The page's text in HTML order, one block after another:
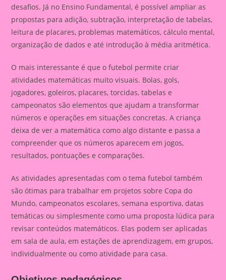
desafios. Já no Ensino Fundamental, é possível ampliar as
propostas para adição, subtração, interpretação de tabelas,
leitura de placares, problemas matemáticos, cálculo mental,
organização de dados e até introdução à média aritmética.
O mais interessante é que o futebol permite criar
atividades matemáticas muito visuais. Bolas, gols,
jogadores, goleiros, placares, torcidas, tabelas e
campeonatos são elementos que ajudam a transformar
números e operações em situações concretas. A criança
deixa de ver a matemática como algo distante e passa a
compreender que os números aparecem em jogos,
resultados, pontuações e comparações.
As atividades apresentadas com o tema futebol também
são ótimas para trabalhar em projetos sobre Copa do
Mundo, campeonatos escolares, semana esportiva, datas
temáticas ou simplesmente como uma proposta lúdica para
revisar conteúdos matemáticos. Elas podem ser aplicadas
em sala de aula, em estações de aprendizagem, em grupos,
individualmente ou como atividade para casa.